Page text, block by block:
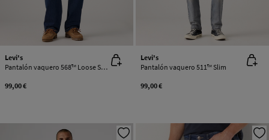
Levi's
Pantalón vaquero 568™ Loose Straight Carpenter
99,00 €
Levi's
Pantalón vaquero 511™ Slim
99,00 €